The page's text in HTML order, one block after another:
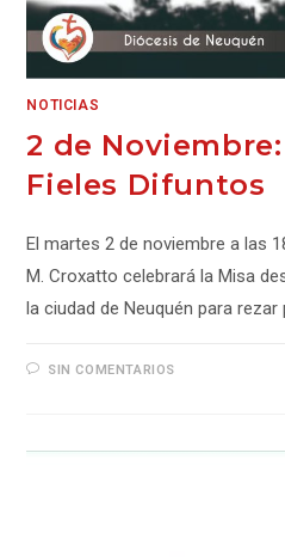
NOTICIAS
2 de
Fieles Difuntos
El martes 2 de noviembre a las
M. Croxatto celebrará la Misa
la ciudad de Neuquén para rezar
SIN COMENTARIOS